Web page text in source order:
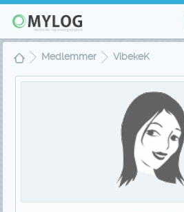
Medlemmer VibekeK